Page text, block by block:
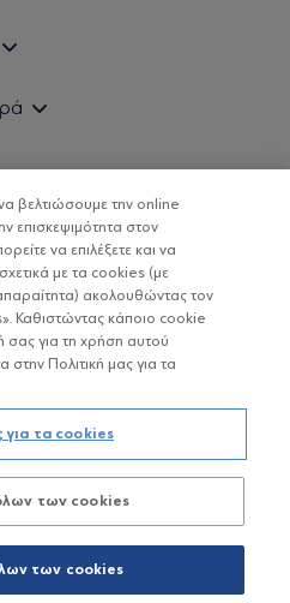
ΑΕΔΑΚ
ΑΠΟΔΟΣΗ ΚΑΙ ΟΙ
ΔΕΝ ΔΙΑΣΦΑΛΙΖΟΥΝ ΤΙΣ
ΑΕΔΑΚ
Δεδομένων
χρήσης
cookies
βελτιώσουμε την online
επισκεψιμότητα στον
να επιλέξετε και να
με τα cookies (με
ακολουθώντας τον
Καθιστώντας κάποιο cookie
σας για τη χρήση αυτού
Πολιτική μας για τα
για τα cookies
των cookies
των cookies